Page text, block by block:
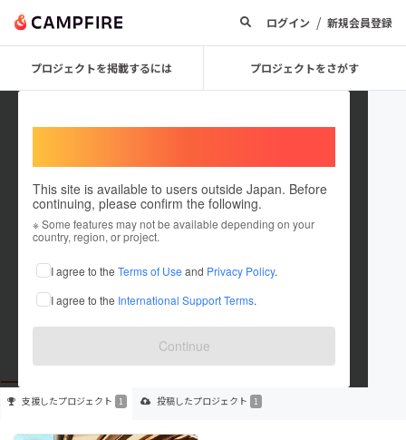
ログイン / 新規会員登録
プロジェクトを掲載するには プロジェクトをさがす
This site is available to users outside Japan. Before
continuing, please confirm the following.
※ Some features may not be available depending on your
country, region, or project.
I agree to the Terms of Use and Privacy Policy.
I agree to the International Support Terms.
Continue
marugen24
これまでに1回支援して1件のプロジェクトを投稿しています
在住国：日本 現在地：未設定
出身国：日本 出身地：未設定
支援したプロジェクト 1 投稿したプロジェクト 1